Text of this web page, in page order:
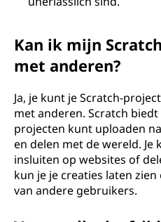
Kan ik mijn
met anderen?
Ja, je kunt je Scratch-
met anderen. Scratch
projecten kunt uploaden
en delen met de wereld.
insluiten op websites of
kun je je creaties laten
van andere gebruikers.